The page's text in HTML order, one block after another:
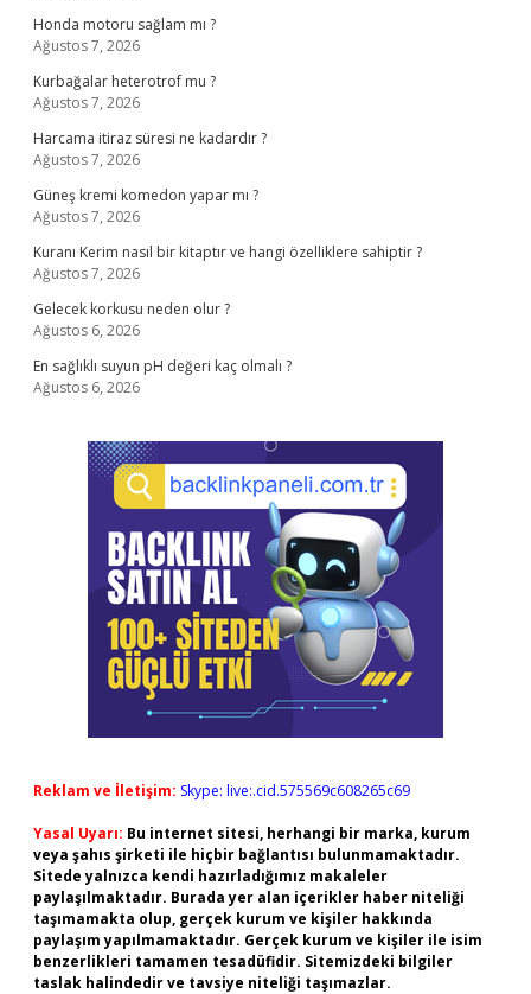
Honda motoru sağlam mı ?
Ağustos 7, 2026
Kurbağalar heterotrof mu ?
Ağustos 7, 2026
Harcama itiraz süresi ne kadardır ?
Ağustos 7, 2026
Güneş kremi komedon yapar mı ?
Ağustos 7, 2026
Kuranı Kerim nasıl bir kitaptır ve hangi özelliklere sahiptir ?
Ağustos 7, 2026
Gelecek korkusu neden olur ?
Ağustos 6, 2026
En sağlıklı suyun pH değeri kaç olmalı ?
Ağustos 6, 2026
Reklam ve İletişim: Skype: live:.cid.575569c608265c69
Yasal Uyarı: Bu internet sitesi, herhangi bir marka, kurum
veya şahıs şirketi ile hiçbir bağlantısı bulunmamaktadır.
Sitede yalnızca kendi hazırladığımız makaleler
paylaşılmaktadır. Burada yer alan içerikler haber niteliği
taşımamakta olup, gerçek kurum ve kişiler hakkında
paylaşım yapılmamaktadır. Gerçek kurum ve kişiler ile isim
benzerlikleri tamamen tesadüfidir. Sitemizdeki bilgiler
taslak halindedir ve tavsiye niteliği taşımazlar.